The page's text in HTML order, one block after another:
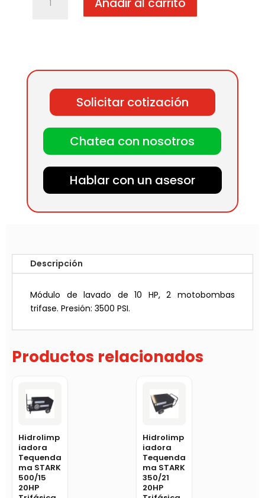
motobombas
trifase
Solicitar cotización
Chatea con nosotros
Hablar con un asesor
Descripción
Módulo de lavado de 10 HP, 2 motobombas
trifase. Presión: 3500 PSI.
Productos relacionados
Hidrolimp
iadora
Tequenda
ma STARK
500/15
20HP
Hidrolimp
iadora
Tequenda
ma STARK
350/21
20HP